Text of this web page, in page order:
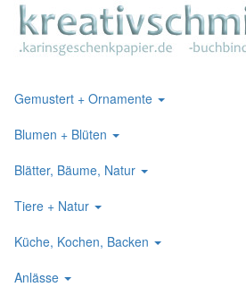
Gemustert + Ornamente
Blumen + Blüten
Blätter, Bäume, Natur
Tiere + Natur
Küche, Kochen, Backen
Anlässe